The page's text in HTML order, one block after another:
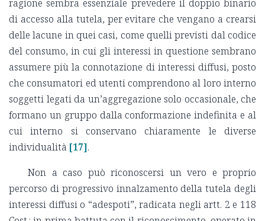
ragione sembra essenziale prevedere il doppio binario
di accesso alla tutela, per evitare che vengano a crearsi
delle lacune in quei casi, come quelli previsti dal codice
del consumo, in cui gli interessi in questione sembrano
assumere più la connotazione di interessi diffusi, posto
che consumatori ed utenti comprendono al loro interno
soggetti legati da un’aggregazione solo occasionale, che
formano un gruppo dalla conformazione indefinita e al
cui interno si conservano chiaramente le diverse
individualità [17].
Non a caso può riconoscersi un vero e proprio
percorso di progressivo innalzamento della tutela degli
interessi diffusi o “adespoti”, radicata negli artt. 2 e 118